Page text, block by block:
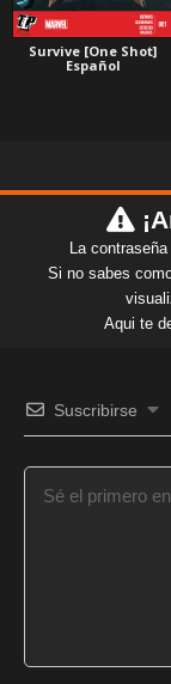
Survive [One Shot]
Español
La
Si no sabes
Aqui te
Suscribirse